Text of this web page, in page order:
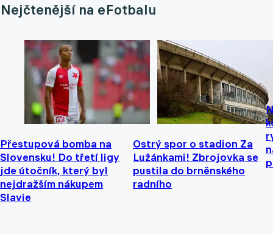
Nejčtenější na eFotbalu
Přestupová bomba na
Slovensku! Do třetí ligy
jde útočník, který byl
nejdražším nákupem
Slavie
Ostrý spor o stadion Za
Lužánkami! Zbrojovka se
pustila do brněnského
radního